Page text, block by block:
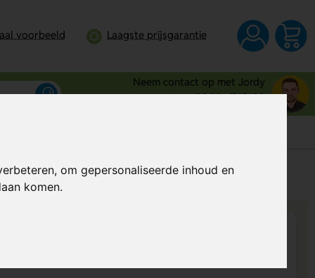
om gepersonaliseerde inhoud en
komen.
voorbeeld Laagste prijsgarantie
Neem contact op met Jordy
0344 - 745109
Al vanaf€ 4,47per stuk (excl. BTW)